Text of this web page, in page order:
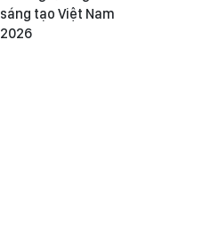
sáng tạo Việt Nam
2026